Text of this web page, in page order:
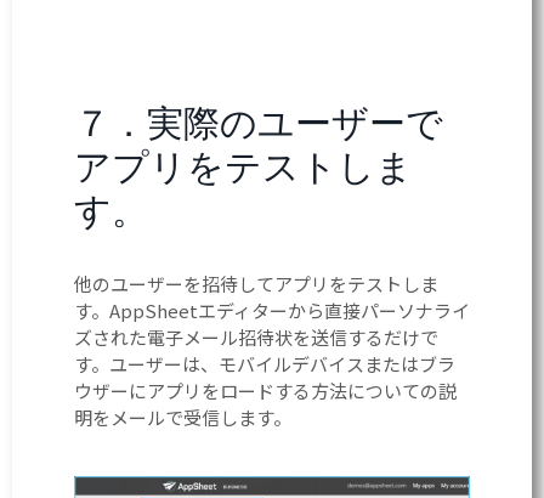
７．実際のユーザーで
アプリをテストしま
す。
他のユーザーを招待してアプリをテストしま
す。AppSheetエディターから直接パーソナライ
ズされた電子メール招待状を送信するだけで
す。ユーザーは、モバイルデバイスまたはブラ
ウザーにアプリをロードする方法についての説
明をメールで受信します。